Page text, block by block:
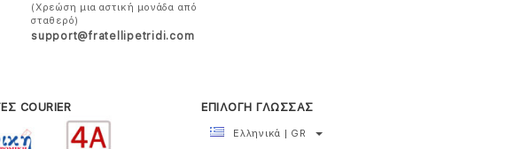
(Χρεώση μια αστική μονάδα από
σταθερό)
support@fratellipetridi.com
COURIER ΕΠΙΛΟΓΗ ΓΛΩΣΣΑΣ
Ελληνικά | GR